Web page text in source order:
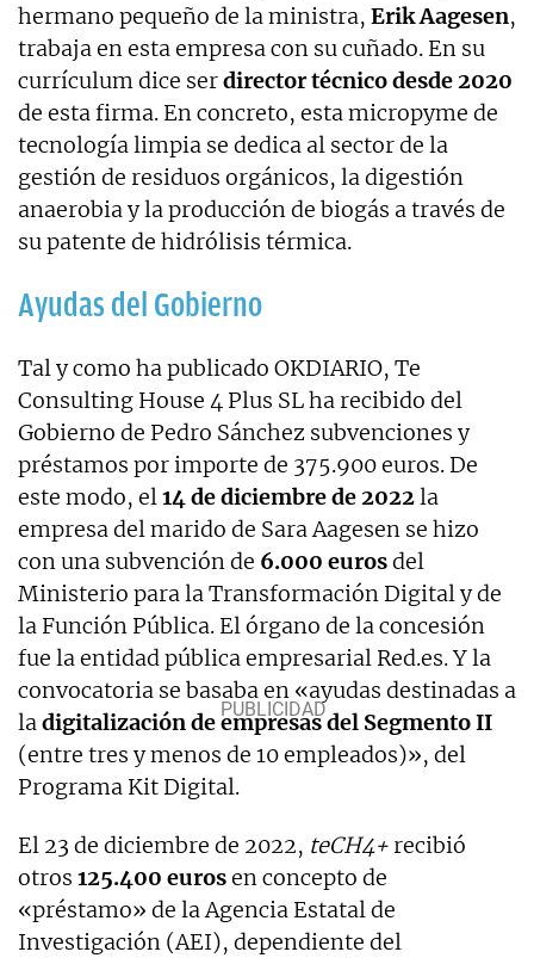
hermano pequeño de la ministra, Erik Aagesen,
trabaja en esta empresa con su cuñado. En su
currículum dice serdirector técnico desde 2020
de esta firma. En concreto, esta micropyme de
tecnología limpia se dedica al sector de la
gestión de residuos orgánicos, la digestión
anaerobia y la producción de biogás a través de
su patente de hidrólisis térmica.
Ayudas del Gobierno
Tal y como ha publicado OKDIARIO, Te
Consulting House 4 Plus SL ha recibido del
Gobierno de Pedro Sánchez subvenciones y
préstamos por importe de 375.900 euros. De
este modo, el14 de diciembre de 2022la
empresa del marido de Sara Aagesen se hizo
con una subvención de 6.000 eurosdel
Ministerio para la Transformación Digital y de
la Función Pública. El órgano de la concesión
fue la entidad pública empresarial Red.es. Y la
convocatoria se basaba en «ayudas destinadas a
ladigitalización de empresas del Segmento II
(entre tres y menos de 10 empleados)», del
Programa Kit Digital.
El 23 de diciembre de 2022, teCH4+recibió
otros 125.400 eurosen concepto de
«préstamo» de la Agencia Estatal de
Investigación (AEI), dependiente del